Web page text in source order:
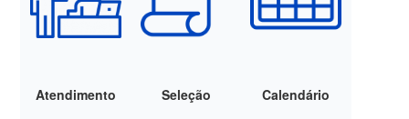
Atendimento Seleção Calendário